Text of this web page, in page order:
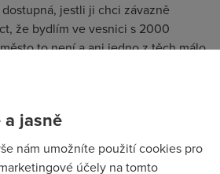
jestli ji chci závazně
že bydlím ve vesnici s 2000
to není a ani jedno z těch málo
blízko. Nenapadá mě nic jiného,
pře Český Telecom.
co jde na telenoru a telecomu, ted
jasně
nám umožníte použití cookies pro
účely na tomto